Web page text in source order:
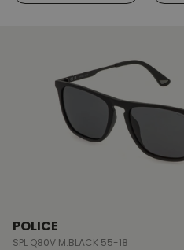
POLICE
SPL Q80V M.BLACK 55-18